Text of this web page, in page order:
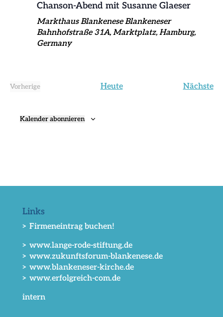
Chanson-Abend mit Susanne Glaeser
Markthaus BlankeneseBlankeneser
Bahnhofstraße 31A, Marktplatz, Hamburg,
Germany
Vorherige
Heute Nächste
Kalender abonnieren
Links
> Firmeneintrag buchen!
> www.lange-rode-stiftung.de
> www.zukunftsforum-blankenese.de
> www.blankeneser-kirche.de
> www.erfolgreich-com.de
intern